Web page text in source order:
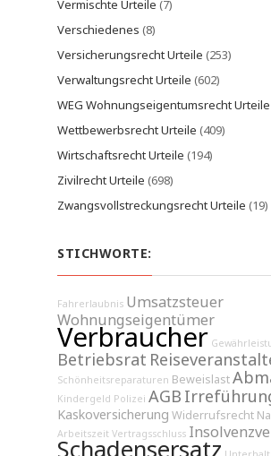
Vermischte Urteile (7)
Verschiedenes (8)
Versicherungsrecht Urteile (253)
Verwaltungsrecht Urteile (602)
WEG Wohnungseigentumsrecht Urteile
Wettbewerbsrecht Urteile (409)
Wirtschaftsrecht Urteile (194)
Zivilrecht Urteile (698)
Zwangsvollstreckungsrecht Urteile (19)
STICHWORTE:
Fahrerlaubnis Umsatzsteuer
Wohnungseigentümer
Verbraucher
Betriebsrat
Schönheitsreparaturen Beweislast
Kindergeld Polizei AGB
Kaskoversicherung Widerrufsrecht
Arbeitszeit Vertragsschluss
Schadensersatz